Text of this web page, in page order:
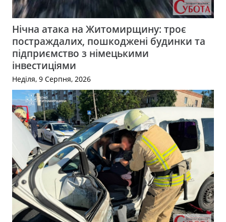
Нічна атака на Житомирщину: троє
постраждалих, пошкоджені будинки та
підприємство з німецькими
інвестиціями
Неділя, 9 Серпня, 2026